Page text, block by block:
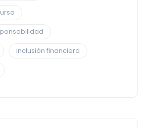
inclusión financiera